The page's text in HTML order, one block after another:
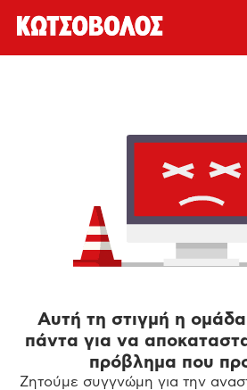
Αυτή τη στιγμή η
πάντα για να
πρόβλημα που
Ζητούμε συγγνώμη για την